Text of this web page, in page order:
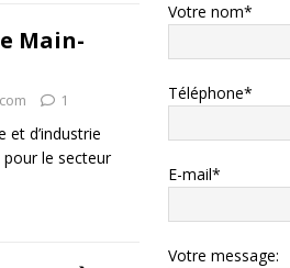
Main-
1
et d’industrie
le secteur
Votre nom*
Téléphone*
E-mail*
Votre message: